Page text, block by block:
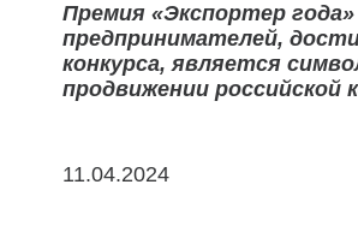
Премия «Экспортер
предпринимателей,
конкурса, является
продвижении российской
11.04.2024